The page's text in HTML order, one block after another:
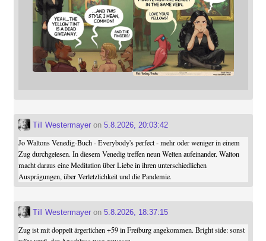
Till Westermayeron 5.8.2026, 20:03:42
Jo Waltons Venedig-Buch - Everybody's perfect - mehr oder weniger in einem
Zug durchgelesen. In diesem Venedig treffen neun Welten aufeinander. Walton
macht daraus eine Meditation über Liebe in ihren unterschiedlichen
Ausprägungen, über Verletzlichkeit und die Pandemie.
Till Westermayeron 5.8.2026, 18:37:15
Zug ist mit doppelt ärgerlichen +59 in Freiburg angekommen. Bright side: sonst